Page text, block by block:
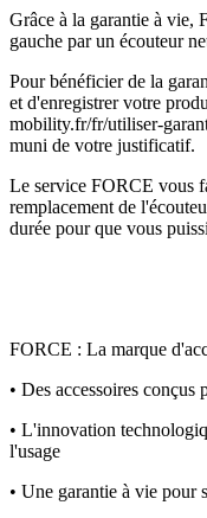
Grâce à la garantie à vie,
gauche par un écouteur
Pour bénéficier de la
et d'enregistrer votre
mobility.fr/fr/utiliser-
muni de votre justificatif.
Le service FORCE vous
remplacement de
durée pour que vous
FORCE : La marque
• Des accessoires conçus
• L'innovation
l'usage
• Une garantie à vie pour